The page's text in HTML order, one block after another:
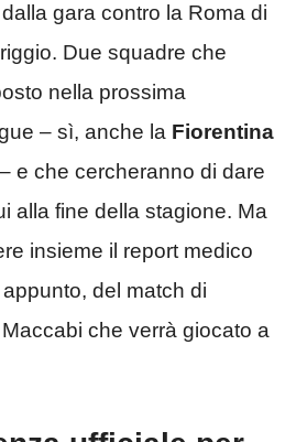
gara contro la Roma di
Due squadre che
nella prossima
– sì, anche la Fiorentina
e che cercheranno di dare
alla fine della stagione. Ma
insieme il report medico
del match di
che verrà giocato a